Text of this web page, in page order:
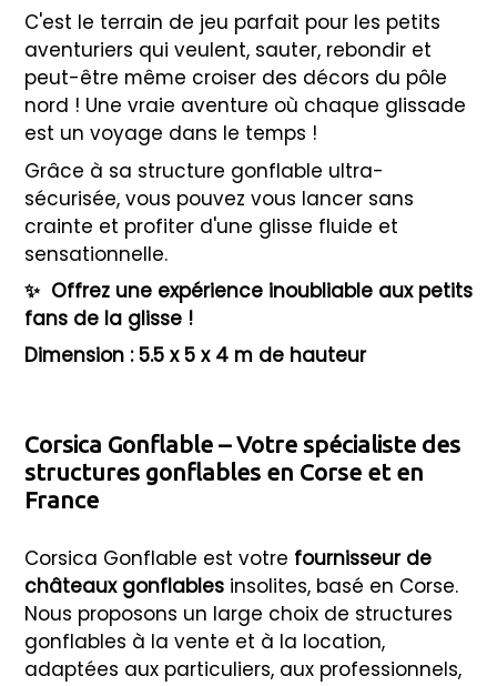
C'est le terrain de jeu parfait pour les petits
aventuriers qui veulent, sauter, rebondir et
peut-être même croiser des décors du pôle
nord ! Une vraie aventure où chaque glissade
est un voyage dans le temps !
Grâce à sa structure gonflable ultra-
sécurisée, vous pouvez vous lancer sans
crainte et profiter d'une glisse fluide et
sensationnelle.
✨ Offrez une expérience inoubliable aux petits
fans de la glisse !
Dimension : 5.5 x 5 x 4 m de hauteur
Corsica Gonflable – Votre spécialiste des
structures gonflables en Corse et en
France
Corsica Gonflable est votre fournisseur de
châteaux gonflables insolites, basé en Corse.
Nous proposons un large choix de structures
gonflables à la vente et à la location,
adaptées aux particuliers, aux professionnels,